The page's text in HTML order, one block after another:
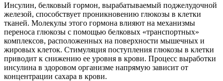
Инсулин, белковый гормон, вырабатываемый поджелудочной
железой, способствует проникновению глюкозы в клетки
тканей. Молекулы этого гормона влияют на механизмы
переноса глюкозы с помощью белковых «транспортных»
комплексов, расположенных на поверхности мышечных и
жировых клеток. Стимуляция поступления глюкозы в клетки
приводит к снижению ее уровня в крови. Процесс выработки
инсулина в здоровом организме напрямую зависит от
концентрации сахара в крови.